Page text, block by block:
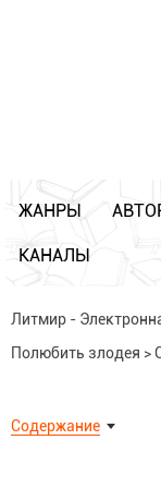
ЖАНРЫ
КАНАЛЫ
Литмир -
Полюбить злодея >
Содержание